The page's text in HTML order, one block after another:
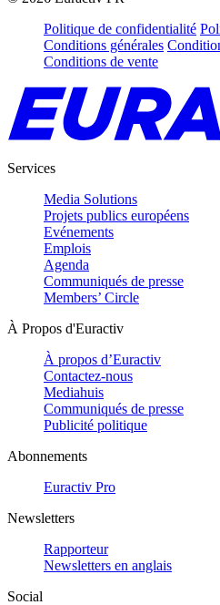
Politique de confidentialité
Conditions générales
Conditions de vente
Services
Media Solutions
Projets publics européens
Evénements
Emplois
Agenda
Communiqués de presse
Members’ Circle
À Propos d'Euractiv
À propos d’Euractiv
Contactez-nous
Mediahuis
Communiqués de presse
Publicité politique
Abonnements
Euractiv Pro
Newsletters
Rapporteur
Newsletters en anglais
Social